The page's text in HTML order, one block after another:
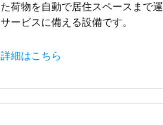
た荷物を自動で居住スペースまで
サービスに備える設備です。
詳細はこちら